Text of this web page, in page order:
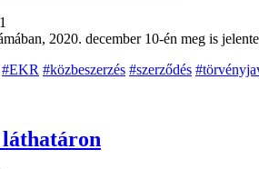
2020. december 10-én meg is
#EKR #közbeszerzés #szerződés